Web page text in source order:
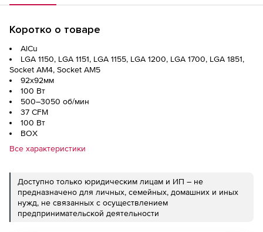
Коротко о товаре
AlCu
LGA 1150, LGA 1151, LGA 1155, LGA 1200, LGA 1700, LGA 1851,
Socket AM4, Socket AM5
92x92мм
100 Вт
500–3050 об/мин
37 CFM
100 Вт
BOX
Все характеристики
Доступно только юридическим лицам и ИП – не
предназначено для личных, семейных, домашних и иных
нужд, не связанных с осуществлением
предпринимательской деятельности